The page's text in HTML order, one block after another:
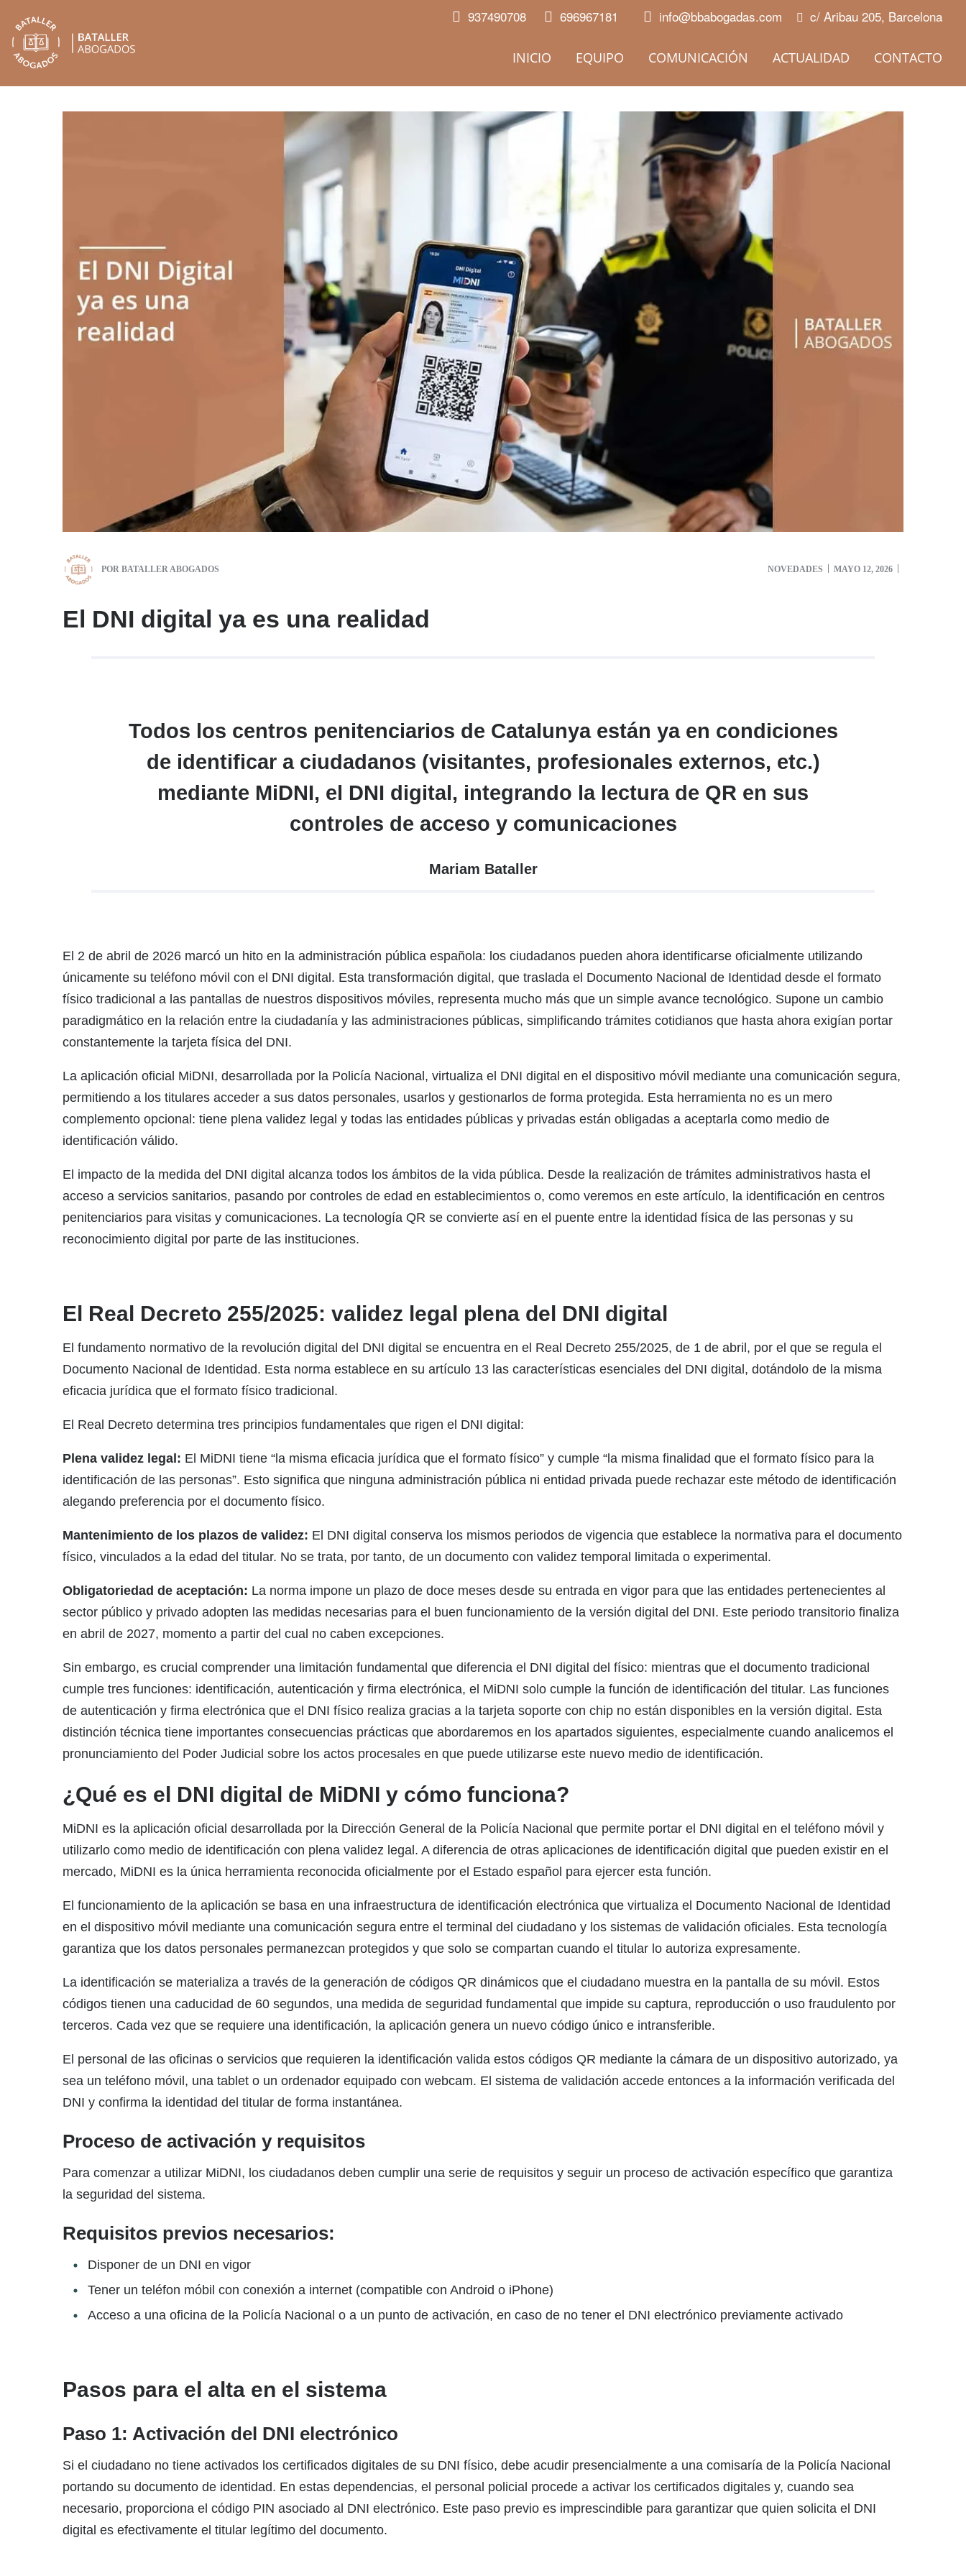
937490708 696967181 info@bbabogadas.com c/ Aribau 205, Barcelona
INICIO EQUIPO COMUNICACIÓN ACTUALIDAD CONTACTO
POR BATALLER ABOGADOS NOVEDADES MAYO 12, 2026
El DNI digital ya es una realidad
Todos los centros penitenciarios de Catalunya están ya en condiciones
de identificar a ciudadanos (visitantes, profesionales externos, etc.)
mediante MiDNI, el DNI digital, integrando la lectura de QR en sus
controles de acceso y comunicaciones
Mariam Bataller
El 2 de abril de 2026 marcó un hito en la administración pública española: los ciudadanos pueden ahora identificarse oficialmente utilizando
únicamente su teléfono móvil con el DNI digital. Esta transformación digital, que traslada el Documento Nacional de Identidad desde el formato
físico tradicional a las pantallas de nuestros dispositivos móviles, representa mucho más que un simple avance tecnológico. Supone un cambio
paradigmático en la relación entre la ciudadanía y las administraciones públicas, simplificando trámites cotidianos que hasta ahora exigían portar
constantemente la tarjeta física del DNI.
La aplicación oficial MiDNI, desarrollada por la Policía Nacional, virtualiza el DNI digital en el dispositivo móvil mediante una comunicación segura,
permitiendo a los titulares acceder a sus datos personales, usarlos y gestionarlos de forma protegida. Esta herramienta no es un mero
complemento opcional: tiene plena validez legal y todas las entidades públicas y privadas están obligadas a aceptarla como medio de
identificación válido.
El impacto de la medida del DNI digital alcanza todos los ámbitos de la vida pública. Desde la realización de trámites administrativos hasta el
acceso a servicios sanitarios, pasando por controles de edad en establecimientos o, como veremos en este artículo, la identificación en centros
penitenciarios para visitas y comunicaciones. La tecnología QR se convierte así en el puente entre la identidad física de las personas y su
reconocimiento digital por parte de las instituciones.
El Real Decreto 255/2025: validez legal plena del DNI digital
El fundamento normativo de la revolución digital del DNI digital se encuentra en el Real Decreto 255/2025, de 1 de abril, por el que se regula el
Documento Nacional de Identidad. Esta norma establece en su artículo 13 las características esenciales del DNI digital, dotándolo de la misma
eficacia jurídica que el formato físico tradicional.
El Real Decreto determina tres principios fundamentales que rigen el DNI digital:
Plena validez legal: El MiDNI tiene “la misma eficacia jurídica que el formato físico” y cumple “la misma finalidad que el formato físico para la
identificación de las personas”. Esto significa que ninguna administración pública ni entidad privada puede rechazar este método de identificación
alegando preferencia por el documento físico.
Mantenimiento de los plazos de validez: El DNI digital conserva los mismos periodos de vigencia que establece la normativa para el documento
físico, vinculados a la edad del titular. No se trata, por tanto, de un documento con validez temporal limitada o experimental.
Obligatoriedad de aceptación: La norma impone un plazo de doce meses desde su entrada en vigor para que las entidades pertenecientes al
sector público y privado adopten las medidas necesarias para el buen funcionamiento de la versión digital del DNI. Este periodo transitorio finaliza
en abril de 2027, momento a partir del cual no caben excepciones.
Sin embargo, es crucial comprender una limitación fundamental que diferencia el DNI digital del físico: mientras que el documento tradicional
cumple tres funciones: identificación, autenticación y firma electrónica, el MiDNI solo cumple la función de identificación del titular. Las funciones
de autenticación y firma electrónica que el DNI físico realiza gracias a la tarjeta soporte con chip no están disponibles en la versión digital. Esta
distinción técnica tiene importantes consecuencias prácticas que abordaremos en los apartados siguientes, especialmente cuando analicemos el
pronunciamiento del Poder Judicial sobre los actos procesales en que puede utilizarse este nuevo medio de identificación.
¿Qué es el DNI digital de MiDNI y cómo funciona?
MiDNI es la aplicación oficial desarrollada por la Dirección General de la Policía Nacional que permite portar el DNI digital en el teléfono móvil y
utilizarlo como medio de identificación con plena validez legal. A diferencia de otras aplicaciones de identificación digital que pueden existir en el
mercado, MiDNI es la única herramienta reconocida oficialmente por el Estado español para ejercer esta función.
El funcionamiento de la aplicación se basa en una infraestructura de identificación electrónica que virtualiza el Documento Nacional de Identidad
en el dispositivo móvil mediante una comunicación segura entre el terminal del ciudadano y los sistemas de validación oficiales. Esta tecnología
garantiza que los datos personales permanezcan protegidos y que solo se compartan cuando el titular lo autoriza expresamente.
La identificación se materializa a través de la generación de códigos QR dinámicos que el ciudadano muestra en la pantalla de su móvil. Estos
códigos tienen una caducidad de 60 segundos, una medida de seguridad fundamental que impide su captura, reproducción o uso fraudulento por
terceros. Cada vez que se requiere una identificación, la aplicación genera un nuevo código único e intransferible.
El personal de las oficinas o servicios que requieren la identificación valida estos códigos QR mediante la cámara de un dispositivo autorizado, ya
sea un teléfono móvil, una tablet o un ordenador equipado con webcam. El sistema de validación accede entonces a la información verificada del
DNI y confirma la identidad del titular de forma instantánea.
Proceso de activación y requisitos
Para comenzar a utilizar MiDNI, los ciudadanos deben cumplir una serie de requisitos y seguir un proceso de activación específico que garantiza
la seguridad del sistema.
Requisitos previos necesarios:
Disponer de un DNI en vigor
Tener un teléfon móbil con conexión a internet (compatible con Android o iPhone)
Acceso a una oficina de la Policía Nacional o a un punto de activación, en caso de no tener el DNI electrónico previamente activado
Pasos para el alta en el sistema
Paso 1: Activación del DNI electrónico
Si el ciudadano no tiene activados los certificados digitales de su DNI físico, debe acudir presencialmente a una comisaría de la Policía Nacional
portando su documento de identidad. En estas dependencias, el personal policial procede a activar los certificados digitales y, cuando sea
necesario, proporciona el código PIN asociado al DNI electrónico. Este paso previo es imprescindible para garantizar que quien solicita el DNI
digital es efectivamente el titular legítimo del documento.